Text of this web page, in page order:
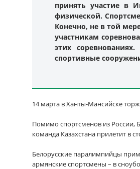
принять участие в
физической.
Конечно, не в той
участникам
этих
спортивные
14 марта в Ханты-Мансийске
Помимо спортсменов из России,
команда Казахстана прилетит в
Белорусские паралимпийцы
армянские спортсмены – в